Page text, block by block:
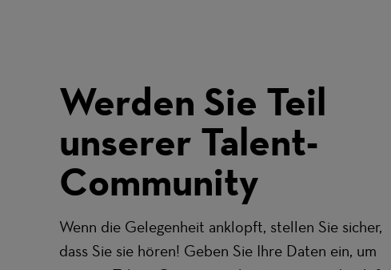
Werden Sie Teil
unserer Talent-
Community
Wenn die Gelegenheit anklopft, stellen Sie sicher,
dass Sie sie hören! Geben Sie Ihre Daten ein, um